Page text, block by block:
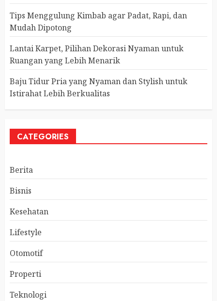
Tips Menggulung Kimbab agar Padat, Rapi, dan
Mudah Dipotong
Lantai Karpet, Pilihan Dekorasi Nyaman untuk
Ruangan yang Lebih Menarik
Baju Tidur Pria yang Nyaman dan Stylish untuk
Istirahat Lebih Berkualitas
CATEGORIES
Berita
Bisnis
Kesehatan
Lifestyle
Otomotif
Properti
Teknologi